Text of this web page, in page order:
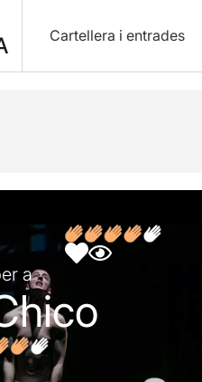
Cartellera i entrades
Fotos i vídeos
a